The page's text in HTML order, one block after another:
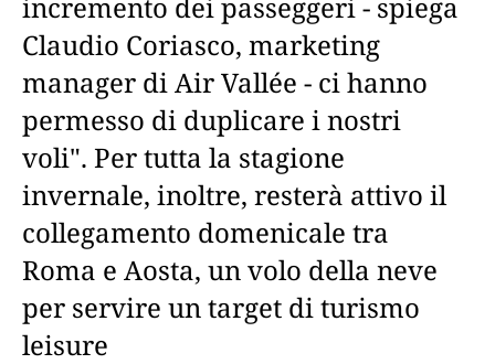
Claudio Coriasco, marketing
manager di Air Vallée - ci hanno
permesso di duplicare i nostri
voli". Per tutta la stagione
invernale, inoltre, resterà attivo il
collegamento domenicale tra
Roma e Aosta, un volo della neve
per servire un target di turismo
leisure